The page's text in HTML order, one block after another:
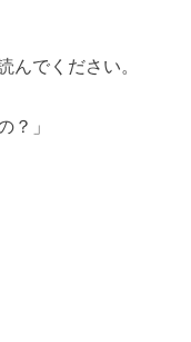
んでください。
？」